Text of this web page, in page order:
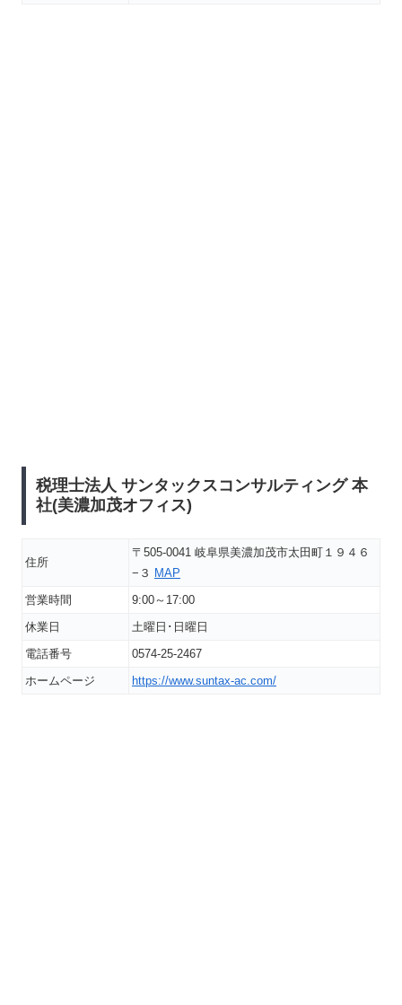
税理士法人 サンタックスコンサルティング 本
社(美濃加茂オフィス)
住所
〒505-0041 岐阜県美濃加茂市太田町１９４６
−３ MAP
営業時間
9:00～17:00
休業日
土曜日･日曜日
電話番号
0574-25-2467
ホームページ
https://www.suntax-ac.com/